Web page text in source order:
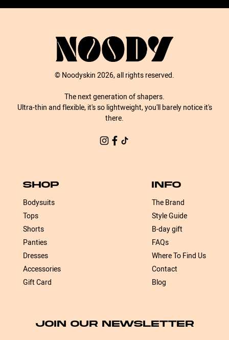
© Noodyskin 2026, all rights reserved.
The next generation of shapers.
Ultra-thin and flexible, it's so lightweight, you'll barely notice it's
there.
SHOP
Bodysuits
Tops
Shorts
Panties
Dresses
Accessories
Gift Card
INFO
The Brand
Style Guide
B-day gift
FAQs
Where To Find Us
Contact
Blog
JOIN OUR NEWSLETTER